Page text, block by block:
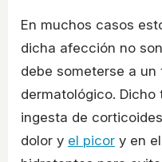
En muchos casos
dicha afección no
debe someterse a
dermatológico.
ingesta de
dolor y el picor y en